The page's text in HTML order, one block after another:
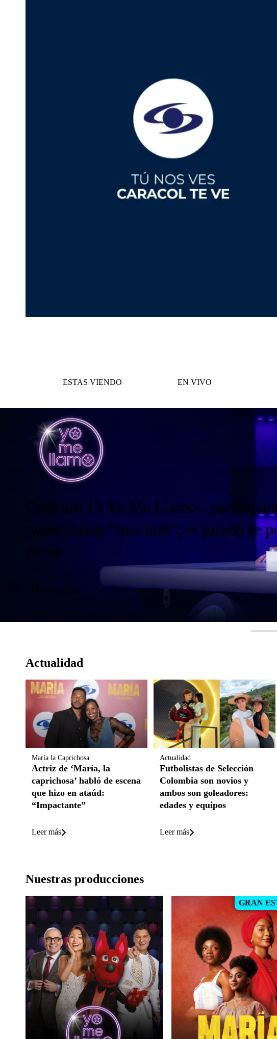
ESTAS VIENDO EN VIVO
Actualidad
María la Caprichosa
Actriz de ‘María, la
caprichosa’ habló de escena
que hizo en ataúd:
“Impactante”
Leer más
Actualidad
Futbolistas de Selección
Colombia son novios y
ambos son goleadores:
edades y equipos
Leer más
Nuestras producciones
Yo me llamo 2026 María la Caprichosa